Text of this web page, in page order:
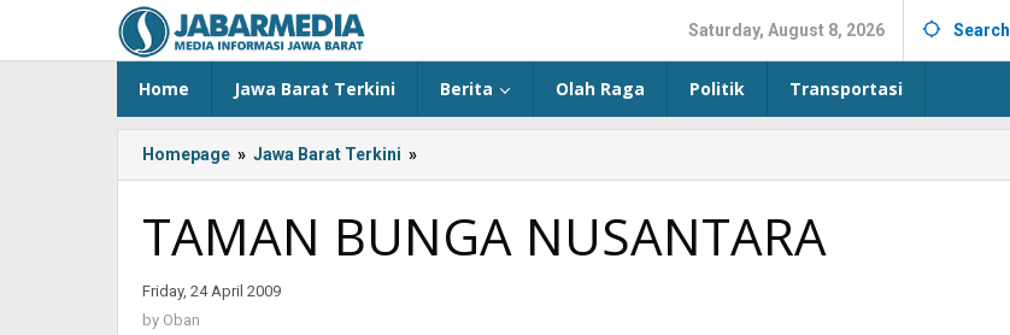
content
Saturday, August 8, 2026 Search
Home Jawa Barat Terkini Berita Olah Raga Politik Transportasi
Homepage » Jawa Barat Terkini »
BUNGA
TAMAN BUNGA NUSANTARA
Friday, 24 April 2009
by Oban